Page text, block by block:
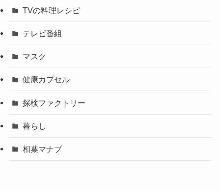
TVの料理レシピ
テレビ番組
マスク
健康カプセル
探検ファクトリー
暮らし
相葉マナブ